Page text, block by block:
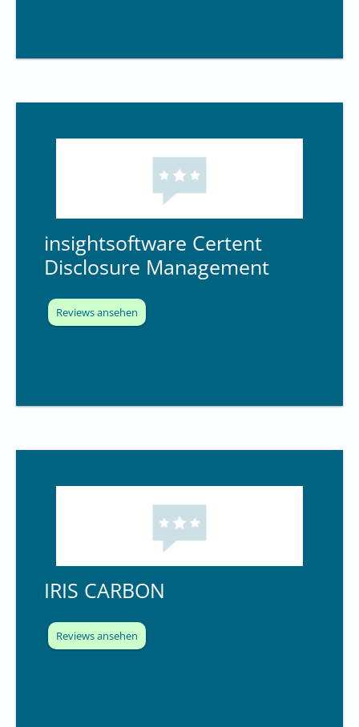
insightsoftware Certent
Disclosure Management
Reviews ansehen
IRIS CARBON
Reviews ansehen